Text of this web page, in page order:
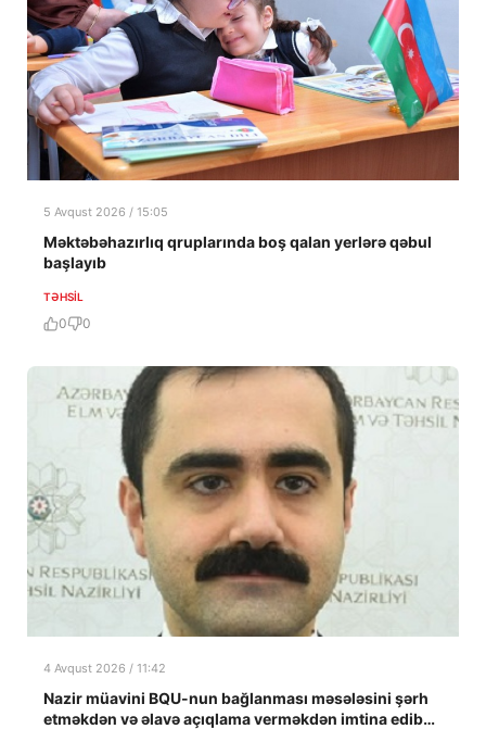
5 Avqust 2026 / 15:05
Məktəbəhazırlıq qruplarında boş qalan yerlərə qəbul
başlayıb
TƏHSIL
0 0
4 Avqust 2026 / 11:42
Nazir müavini BQU-nun bağlanması məsələsini şərh
etməkdən və əlavə açıqlama verməkdən imtina edib…